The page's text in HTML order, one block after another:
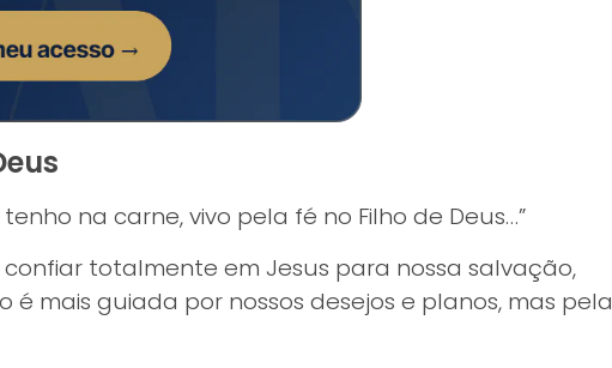
na carne, vivo pela fé no Filho de Deus…”
confiar totalmente em Jesus para nossa salvação,
é mais guiada por nossos desejos e planos, mas pela